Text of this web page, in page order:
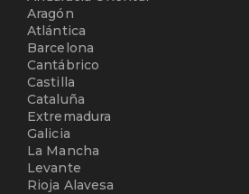
Aragón
Atlántica
Barcelona
Cantábrico
Castilla
Cataluña
Extremadura
Galicia
La Mancha
Levante
Rioja Alavesa